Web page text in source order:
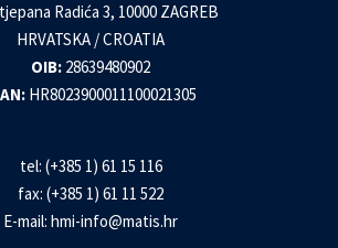
Radića 3, 10000 ZAGREB
HRVATSKA / CROATIA
OIB: 28639480902
HR8023900011100021305
tel: (+385 1) 61 15 116
fax: (+385 1) 61 11 522
E-mail: hmi-info@matis.hr